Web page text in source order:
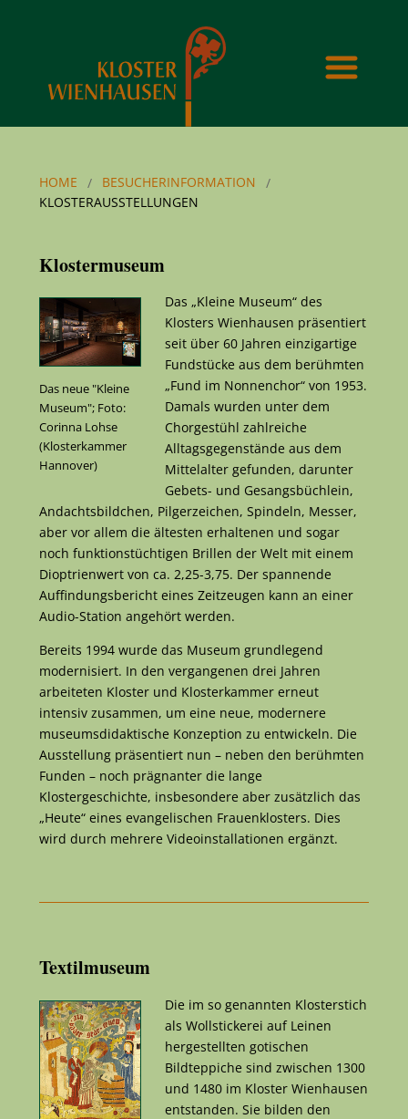
HOME
BESUCHERINFORMATION
KLOSTERAUSSTELLUNGEN
Klostermuseum
Das neue "Kleine
Museum"; Foto:
Corinna Lohse
(Klosterkammer
Hannover)
Das „Kleine Museum“ des
Klosters Wienhausen präsentiert
seit über 60 Jahren einzigartige
Fundstücke aus dem berühmten
„Fund im Nonnenchor“ von 1953.
Damals wurden unter dem
Chorgestühl zahlreiche
Alltagsgegenstände aus dem
Mittelalter gefunden, darunter
Gebets- und Gesangsbüchlein,
Andachtsbildchen, Pilgerzeichen, Spindeln, Messer,
aber vor allem die ältesten erhaltenen und sogar
noch funktionstüchtigen Brillen der Welt mit einem
Dioptrienwert von ca. 2,25-3,75. Der spannende
Auffindungsbericht eines Zeitzeugen kann an einer
Audio-Station angehört werden.
Bereits 1994 wurde das Museum grundlegend
modernisiert. In den vergangenen drei Jahren
arbeiteten Kloster und Klosterkammer erneut
intensiv zusammen, um eine neue, modernere
museumsdidaktische Konzeption zu entwickeln. Die
Ausstellung präsentiert nun – neben den berühmten
Funden – noch prägnanter die lange
Klostergeschichte, insbesondere aber zusätzlich das
„Heute“ eines evangelischen Frauenklosters. Dies
wird durch mehrere Videoinstallationen ergänzt.
Textilmuseum
Die im so genannten Klosterstich
als Wollstickerei auf Leinen
hergestellten gotischen
Bildteppiche sind zwischen 1300
und 1480 im Kloster Wienhausen
entstanden. Sie bilden den